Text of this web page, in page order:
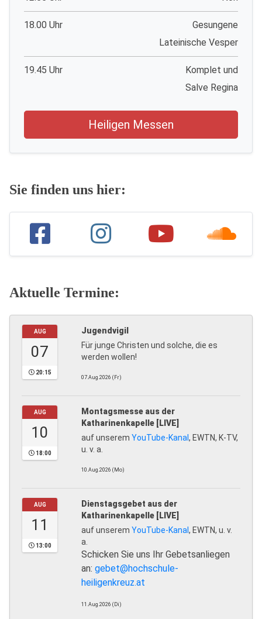
18.00 Uhr
Gesungene
Lateinische Vesper
19.45 Uhr
Komplet und
Salve Regina
Heiligen Messen
Sie finden uns hier:
Aktuelle Termine:
AUG
07
20:15
Jugendvigil
Für junge Christen und solche, die es
werden wollen!
07.Aug.2026 (Fr)
AUG
10
18:00
Montagsmesse aus der
Katharinenkapelle [LIVE]
auf unserem YouTube-Kanal, EWTN, K-TV,
u. v. a.
10.Aug.2026 (Mo)
AUG
11
13:00
Dienstagsgebet aus der
Katharinenkapelle [LIVE]
auf unserem YouTube-Kanal, EWTN, u. v.
a.
Schicken Sie uns Ihr Gebetsanliegen
an: gebet@hochschule-
heiligenkreuz.at
11.Aug.2026 (Di)